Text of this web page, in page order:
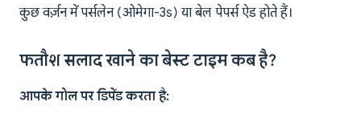
कुछ वर्ज़न में पर्सलेन (ओमेगा-3s) या बेल पेपर्स ऐड होते हैं।
फतौश सलाद खाने का बेस्ट टाइम कब है?
आपके गोल पर डिपेंड करता है: